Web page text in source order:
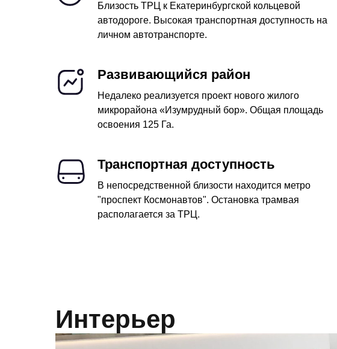
Близость ТРЦ к Екатеринбургской кольцевой
автодороге. Высокая транспортная доступность на
личном автотранспорте.
Развивающийся район
Недалеко реализуется проект нового жилого
микрорайона «Изумрудный бор». Общая площадь
освоения 125 Га.
Транспортная доступность
В непосредственной близости находится метро
"проспект Космонавтов". Остановка трамвая
располагается за ТРЦ.
Интерьер